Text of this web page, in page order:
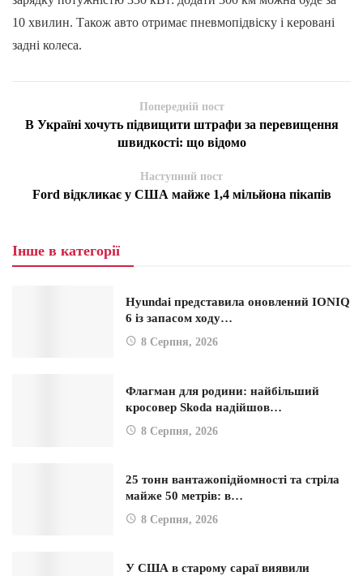
10 хвилин. Також авто отримає пневмопідвіску і керовані
задні колеса.
Попередній пост
В Україні хочуть підвищити штрафи за перевищення
швидкості: що відомо
Наступний пост
Ford відкликає у США майже 1,4 мільйона пікапів
Інше в категорії
Hyundai представила оновлений IONIQ
6 із запасом ходу…
8 Серпня, 2026
Флагман для родини: найбільший
кросовер Skoda надійшов…
8 Серпня, 2026
25 тонн вантажопідйомності та стріла
майже 50 метрів: в…
8 Серпня, 2026
У США в старому сараї виявили